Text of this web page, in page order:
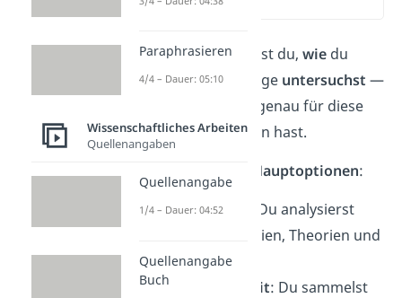
(02:38)
In der Methodik zeigst du, wiedu
deine Forschungsfrage untersuchst —
du dich genau für diese
Methodeentschieden hast.
Hauptoptionen:
Literaturarbeit
Du analysierst
bestehende Studien, Theorien und
Quellen.
Empirische Arbeit: Du sammelst
Paraphrasieren
4/4 – Dauer: 05:10
Wissenschaftliches Arbeiten
Quellenangaben
Quellenangabe
1/4 – Dauer: 04:52
Quellenangabe
Buch